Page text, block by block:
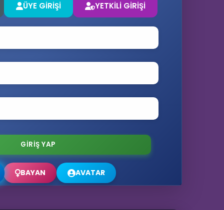
ÜYE GİRİŞİ YETKİLİ GİRİŞİ
BAYAN AVATAR